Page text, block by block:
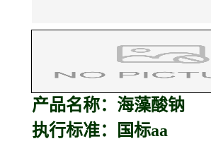
产品名称： 海藻酸钠
执行标准：国标aa